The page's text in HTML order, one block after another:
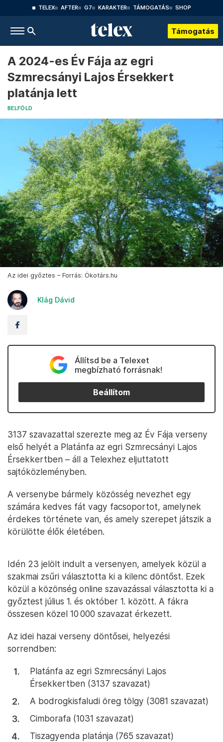
TELEX AFTER G7 KARAKTER TÁMOGATÁS SHOP
Támogatás
A 2024-es Év Fája az egri
Szmrecsányi Lajos Érsekkert
platánja lett
BELFÖLD
Az idei győztes – Forrás: Ökotárs.hu
Klág Dávid
Állítsd be a Telexet
megbízható forrásnak!
Beállítom
3137 szavazattal szerezte meg az Év Fája verseny
első helyét a Platánfa az egri Szmrecsányi Lajos
Érsekkertben – áll a Telexhez eljuttatott
sajtóközleményben.
A versenybe bármely közösség nevezhet egy
számára kedves fát vagy facsoportot, amelynek
érdekes története van, és amely szerepet játszik a
körülötte élők életében.
Idén 23 jelölt indult a versenyen, amelyek közül a
szakmai zsűri választotta ki a kilenc döntőst. Ezek
közül a közönség online szavazással választotta ki a
győztest július 1. és október 1. között. A fákra
összesen közel 10 000 szavazat érkezett.
Az idei hazai verseny döntősei, helyezési
sorrendben:
Platánfa az egri Szmrecsányi Lajos
Érsekkertben (3137 szavazat)
A bodrogkisfaludi öreg tölgy (3081 szavazat)
Cimborafa (1031 szavazat)
Tiszagyenda platánja (765 szavazat)